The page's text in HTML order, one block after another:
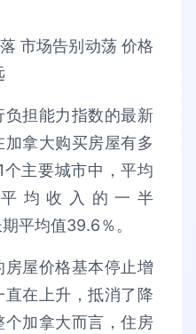
担能力指数的最新
拿大购买房屋有多
个主要城市中，平均
均收入的一半
平均值39.6％。
屋价格基本停止增
在上升，抵消了降
加拿大而言，住房